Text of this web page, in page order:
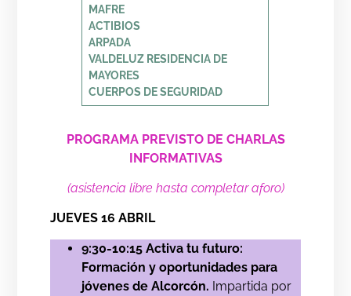
MAFRE
ACTIBIOS
ARPADA
VALDELUZ RESIDENCIA DE
MAYORES
CUERPOS DE SEGURIDAD
PROGRAMA PREVISTO DE CHARLAS
INFORMATIVAS
(asistencia libre hasta completar aforo)
JUEVES 16 ABRIL
9:30-10:15 Activa tu futuro:
Formación y oportunidades para
jóvenes de Alcorcón. Impartida por